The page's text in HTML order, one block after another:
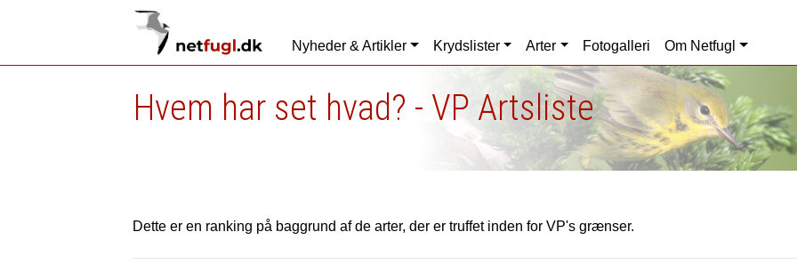
Nyheder & Artikler Krydslister Arter Fotogalleri Om Netfugl
Hvem har set hvad? - VP Artsliste
Dette er en ranking på baggrund af de arter, der er truffet inden for VP's grænser.